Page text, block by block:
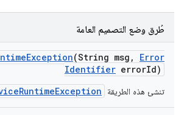
طُرق وضع التصميم العامة
Exception(String msg ,
Error
Identifier errorId)
تنشئ هذه الطريقة